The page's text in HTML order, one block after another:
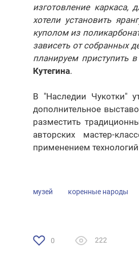
изготовление
хотели установить
куполом из
зависеть от собранных
планируем приступить
Кутегина.
В "Наследии Чукотки"
дополнительное
разместить
авторских мастер-
применением
музей коренные народы
0 222